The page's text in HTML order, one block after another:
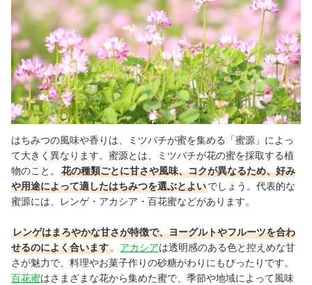
はちみつの風味や香りは、ミツバチが蜜を集める「蜜源」によっ
て大きく異なります。蜜源とは、ミツバチが花の蜜を採取する植
物のこと。
花の種類ごとに甘さや風味、コクが異なるため、好み
や用途によって適したはちみつを選ぶとよいでしょう。代表的な
蜜源には、レンゲ・アカシア・百花蜜などがあります。
レンゲはまろやかな甘さが特徴で、ヨーグルトやフルーツを合わ
せるのによく合います 。 アカシアは透明感のある色と控えめな甘
さが魅力で、料理やお菓子作りの砂糖がわりにもぴったりです。
百花蜜はさまざまな花から集めた蜜で、季節や地域によって風味